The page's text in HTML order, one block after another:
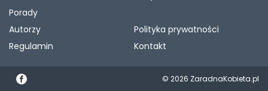
Porady
Autorzy
Polityka prywatności
Regulamin
Kontakt
© 2026 ZaradnaKobieta.pl